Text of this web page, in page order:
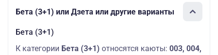
Бета (3+1) или Дзета или другие варианты
Бета (3+1)
К категории Бета (3+1) относятся каюты: 003, 004,